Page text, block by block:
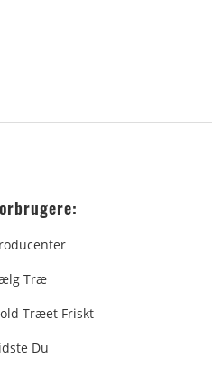
Træ
Træet Friskt
Du